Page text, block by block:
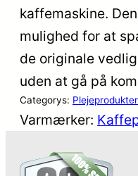
kaffemaskine.
mulighed for at
de originale
uden at gå på
Categorys: Plejeprodukter
Varmærker: